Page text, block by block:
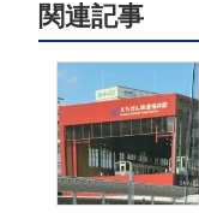
関連記事